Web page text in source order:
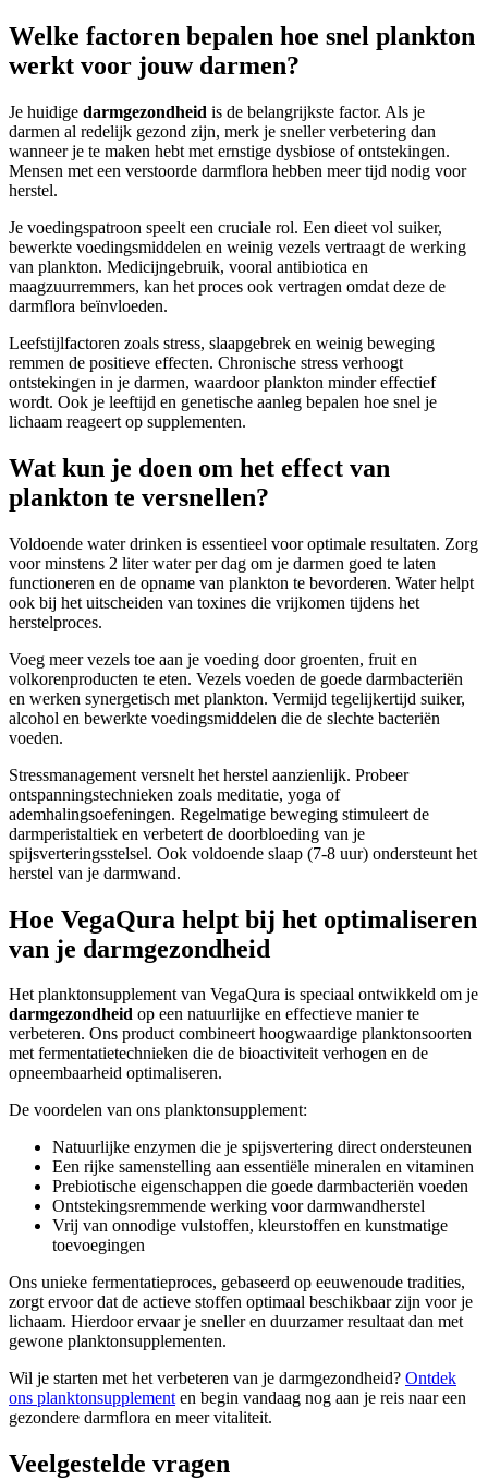
Welke factoren bepalen hoe snel plankton
werkt voor jouw darmen?
Je huidige darmgezondheid is de belangrijkste factor. Als je
darmen al redelijk gezond zijn, merk je sneller verbetering dan
wanneer je te maken hebt met ernstige dysbiose of ontstekingen.
Mensen met een verstoorde darmflora hebben meer tijd nodig voor
herstel.
Je voedingspatroon speelt een cruciale rol. Een dieet vol suiker,
bewerkte voedingsmiddelen en weinig vezels vertraagt de werking
van plankton. Medicijngebruik, vooral antibiotica en
maagzuurremmers, kan het proces ook vertragen omdat deze de
darmflora beïnvloeden.
Leefstijlfactoren zoals stress, slaapgebrek en weinig beweging
remmen de positieve effecten. Chronische stress verhoogt
ontstekingen in je darmen, waardoor plankton minder effectief
wordt. Ook je leeftijd en genetische aanleg bepalen hoe snel je
lichaam reageert op supplementen.
Wat kun je doen om het effect van
plankton te versnellen?
Voldoende water drinken is essentieel voor optimale resultaten. Zorg
voor minstens 2 liter water per dag om je darmen goed te laten
functioneren en de opname van plankton te bevorderen. Water helpt
ook bij het uitscheiden van toxines die vrijkomen tijdens het
herstelproces.
Voeg meer vezels toe aan je voeding door groenten, fruit en
volkorenproducten te eten. Vezels voeden de goede darmbacteriën
en werken synergetisch met plankton. Vermijd tegelijkertijd suiker,
alcohol en bewerkte voedingsmiddelen die de slechte bacteriën
voeden.
Stressmanagement versnelt het herstel aanzienlijk. Probeer
ontspanningstechnieken zoals meditatie, yoga of
ademhalingsoefeningen. Regelmatige beweging stimuleert de
darmperistaltiek en verbetert de doorbloeding van je
spijsverteringsstelsel. Ook voldoende slaap (7-8 uur) ondersteunt het
herstel van je darmwand.
Hoe VegaQura helpt bij het optimaliseren
van je darmgezondheid
Het planktonsupplement van VegaQura is speciaal ontwikkeld om je
darmgezondheid op een natuurlijke en effectieve manier te
verbeteren. Ons product combineert hoogwaardige planktonsoorten
met fermentatietechnieken die de bioactiviteit verhogen en de
opneembaarheid optimaliseren.
De voordelen van ons planktonsupplement:
Natuurlijke enzymen die je spijsvertering direct ondersteunen
Een rijke samenstelling aan essentiële mineralen en vitaminen
Prebiotische eigenschappen die goede darmbacteriën voeden
Ontstekingsremmende werking voor darmwandherstel
Vrij van onnodige vulstoffen, kleurstoffen en kunstmatige
toevoegingen
Ons unieke fermentatieproces, gebaseerd op eeuwenoude tradities,
zorgt ervoor dat de actieve stoffen optimaal beschikbaar zijn voor je
lichaam. Hierdoor ervaar je sneller en duurzamer resultaat dan met
gewone planktonsupplementen.
Wil je starten met het verbeteren van je darmgezondheid? Ontdek
ons planktonsupplementen begin vandaag nog aan je reis naar een
gezondere darmflora en meer vitaliteit.
Veelgestelde vragen